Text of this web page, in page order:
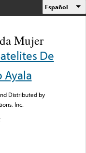
Español
Mujer
De
Ayala
Distributed by
Inc.